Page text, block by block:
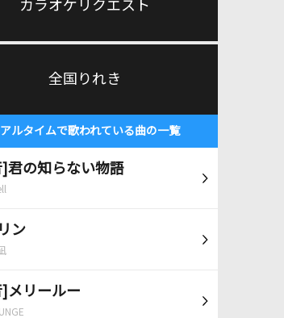
カラオケリクエスト
全国りれき
アルタイムで歌われている曲の一覧
]君の知らない物語
ン
]メリールー